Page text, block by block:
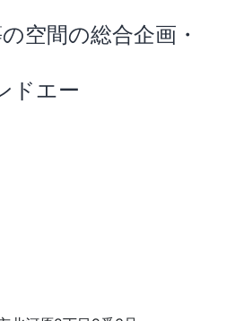
空間の総合企画・
ドエー